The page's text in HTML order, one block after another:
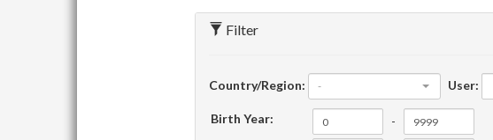
Filter
Country/Region: - User:
Birth Year:
-